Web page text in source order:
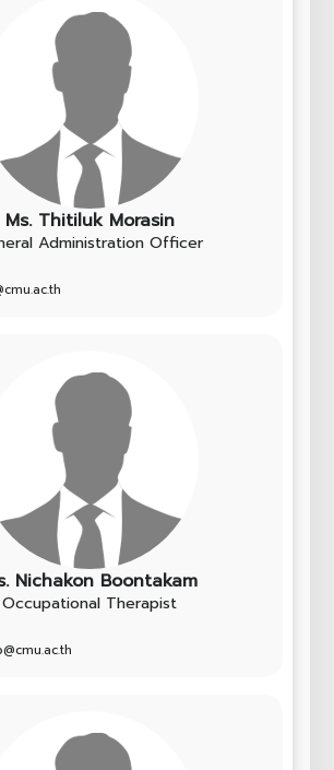
Ms. Thitiluk Morasin
Administration Officer
Nichakon Boontakam
Occupational Therapist